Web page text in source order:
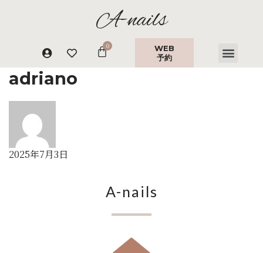
A-nails
WEB
予約
adriano
2025年7月3日
A-nails